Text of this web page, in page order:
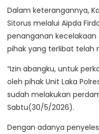
Dalam keterangannya,
Sitorus melalui Aipda
penanganan
pihak yang terlibat telah
“Izin abangku, untuk
oleh pihak Unit Laka
sudah melakukan
Sabtu(30/5/2026).
Dengan adanya